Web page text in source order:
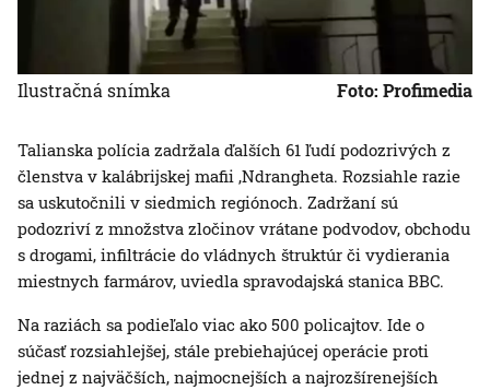
Ilustračná snímka Foto: Profimedia
Talianska polícia zadržala ďalších 61 ľudí podozrivých z
členstva v kalábrijskej mafii ‚Ndrangheta. Rozsiahle razie
sa uskutočnili v siedmich regiónoch. Zadržaní sú
podozriví z množstva zločinov vrátane podvodov, obchodu
s drogami, infiltrácie do vládnych štruktúr či vydierania
miestnych farmárov, uviedla spravodajská stanica BBC.
Na raziách sa podieľalo viac ako 500 policajtov. Ide o
súčasť rozsiahlejšej, stále prebiehajúcej operácie proti
jednej z najväčších, najmocnejších a najrozšírenejších